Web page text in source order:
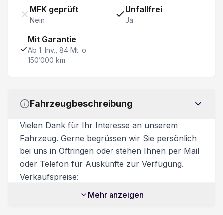
ESP Elektronisches Stabilitätsprogramm
eCall
Vehicle to Load V2L
Einparkhilfe hinten
Sprachsteuerung
Leichtmetallfelgen 19"
MFK geprüft
Nein
Unfallfrei
Ja
Mit Garantie
Ab 1. Inv., 84 Mt. o.
150’000 km
Fahrzeugbeschreibung
Vielen Dank für Ihr Interesse an unserem
Fahrzeug. Gerne begrüssen wir Sie persönlich
bei uns in Oftringen oder stehen Ihnen per Mail
oder Telefon für Auskünfte zur Verfügung.
Verkaufspreise:
Unsere Verkaufspreise sind inkl. 8.1%
Mehr anzeigen